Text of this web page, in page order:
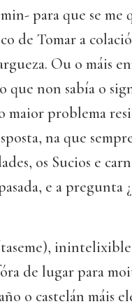
para que se me
de Tomar a
Ou o máis
que non sabía o
maior problema
na que
os Sucios e
e a pregunta
de lugar para
o castelán máis